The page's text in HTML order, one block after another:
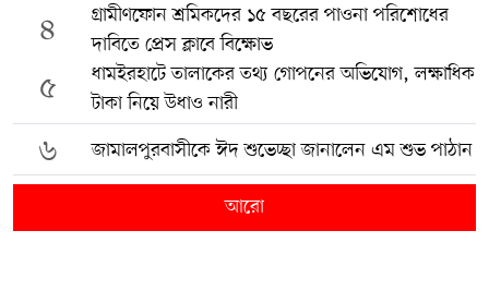
৪
গ্রামীণফোন শ্রমিকদের ১৫ বছরের পাওনা পরিশোধের
দাবিতে প্রেস ক্লাবে বিক্ষোভ
৫
ধামইরহাটে তালাকের তথ্য গোপনের অভিযোগ, লক্ষাধিক
টাকা নিয়ে উধাও নারী
৬ জামালপুরবাসীকে ঈদ শুভেচ্ছা জানালেন এম শুভ পাঠান
আরো